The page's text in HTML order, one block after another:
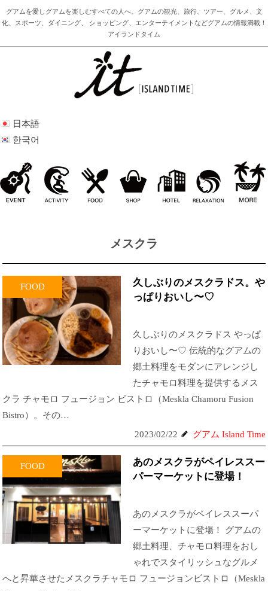
グアムを愛しグアムを楽しむすべての人へ。グアムの観光、旅行、ツアー、グルメ、文
化、スポーツ、ダイニング、 ショッピング、エンターテイメントなどグアムの情報満載！
アイランドタイム
日本語
한국어
メスクラ
FOOD
久しぶりのメスクラドス。や
っぱりおいし〜♡
久しぶりのメスクラドス やっぱ
りおいし〜♡ 伝統的なグアムの
郷土料理をモダンにアレンジし
たチャモロ料理を提供するメス
クラ チャモロ フュージョン ビストロ（Meskla Chamoru Fusion
Bistro）。その…
2023/02/22
グアム Island Time
FOOD
あのメスクラがペイレススー
パーマーケットに登場！
あのメスクラがペイレススーパ
ーマーケットに登場！ グアムの
郷土料理、チャモロ料理をおし
ゃれでスタイリッシュなグルメ
へと昇華させたメスクラチャモロ フュージョンビストロ（Meskla